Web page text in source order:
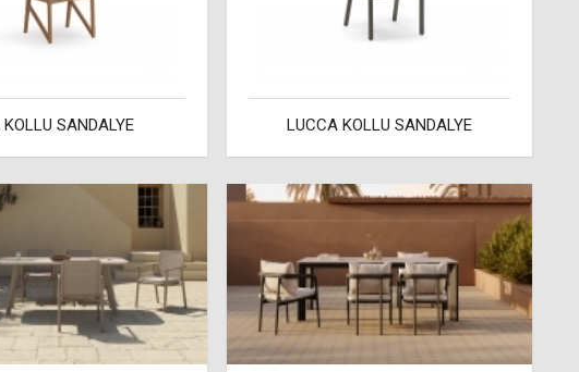
KOLLU SANDALYE LUCCA KOLLU SANDALYE